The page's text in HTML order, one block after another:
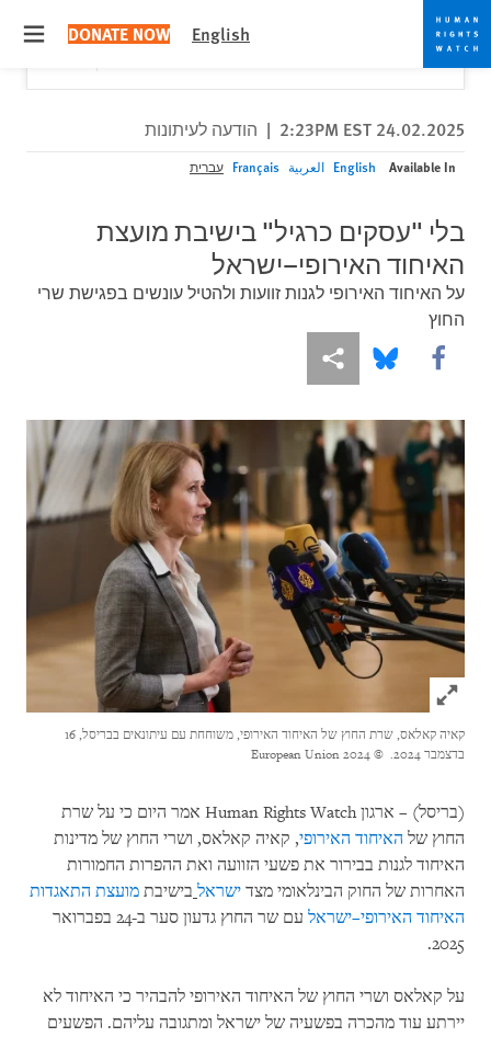
Skip
to
cookie
privacy
notice
Skip
to
main
content
English
DONATE NOW
Would you like to read this page in English?
Close
24.02.2025 2:23PM EST
| הודעה לעיתונות
Available In
English العربية Français עברית
בלי "עסקים כרגיל" בישיבת מועצת
האיחוד האירופי–ישראל
על האיחוד האירופי לגנות זוועות ולהטיל עונשים בפגישת שרי
החוץ
Share this via Facebook
Share this via Bluesky
More sharing options
Click to expand Image
קאיה קאלאס, שרת החוץ של האיחוד האירופי, משוחחת עם עיתונאים בבריסל, 16
בדצמבר 2024.
© 2024 European Union
(בריסל) – ארגון Human Rights Watch אמר היום כי על שרת
החוץ של האיחוד האירופי, קאיה קאלאס, ושרי החוץ של מדינות
האיחוד לגנות בבירור את פשעי הזוועה ואת ההפרות החמורות
האחרות של החוק הבינלאומי מצד ישראל בישיבת מועצת התאגדות
האיחוד האירופי–ישראל
עם שר החוץ גדעון סער ב-24 בפברואר
2025.
על קאלאס ושרי החוץ של האיחוד האירופי להבהיר כי האיחוד לא
יירתע עוד מהכרה בפשעיה של ישראל ומתגובה עליהם. הפשעים